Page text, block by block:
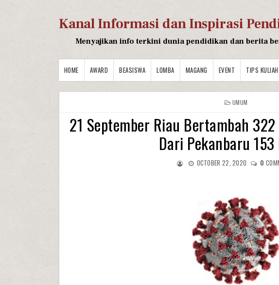
Kanal Informasi dan Inspirasi
Menyajikan info terkini dunia pendidikan dan berita
HOME AWARD BEASISWA LOMBA MAGANG EVENT TIPS KULIAH
UMUM
21 September Riau Bertambah
Dari Pekanbaru 153
OCTOBER 22, 2020 0